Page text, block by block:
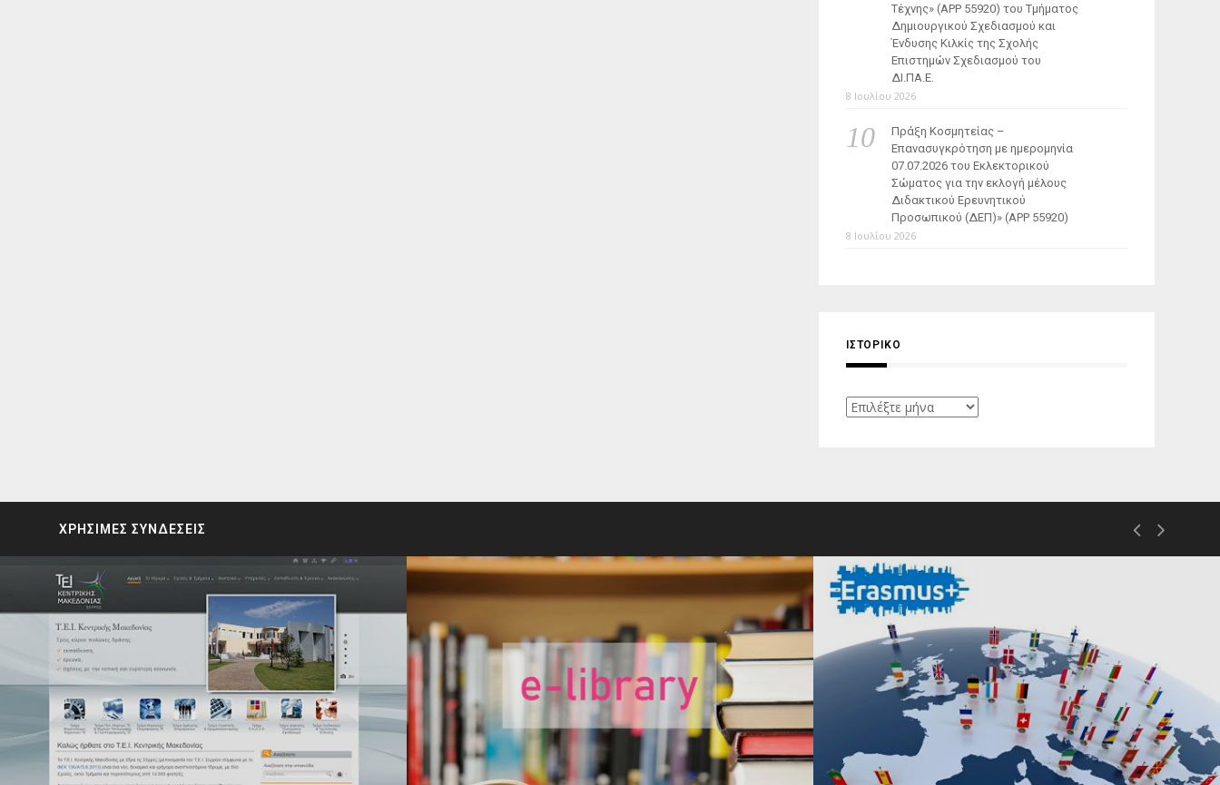
Τέχνης» (ΑΡΡ 55920) του Τμήματος
Δημιουργικού Σχεδιασμού και
Ένδυσης Κιλκίς της Σχολής
Επιστημών Σχεδιασμού του
ΔΙ.ΠΑ.Ε.
8 Ιουλίου 2026
Πράξη Κοσμητείας –
Επανασυγκρότηση με ημερομηνία
07.07.2026 του Εκλεκτορικού
Σώματος για την εκλογή μέλους
Διδακτικού Ερευνητικού
Προσωπικού (ΔΕΠ)» (APP 55920)
8 Ιουλίου 2026
ΙΣΤΟΡΙΚΌ
Ιστορικό
ΧΡΗΣΙΜΕΣ ΣΥΝΔΕΣΕΙΣ